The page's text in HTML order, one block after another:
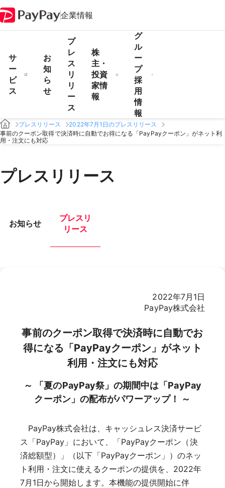
企業情報
サ
ー
ビ
ス
お
知
ら
せ
プ
レ
ス
リ
リ
ー
ス
株
主・
投資
家情
報
グ
ル
ー
プ
採
用
情
報
プレスリリース
2022年7月1日のプレスリリース
事前のクーポン取得で決済時に自動でお得になる「PayPayクーポン」がネット利
用・注文にも対応
プレスリリース
お知らせ
プレスリ
リース
2022年7月1日
PayPay株式会社
事前のクーポン取得で決済時に自動でお
得になる「PayPayクーポン」がネット
利用・注文にも対応
～ 「夏のPayPay祭」の期間中は「PayPay
クーポン」の配布がパワーアップ！ ～
PayPay株式会社は、キャッシュレス決済サービ
ス「PayPay」において、「PayPayクーポン（決
済総額型）」（以下「PayPayクーポン」）のネッ
ト利用・注文に使えるクーポンの提供を、2022年
7月1日から開始します。本機能の提供開始に伴